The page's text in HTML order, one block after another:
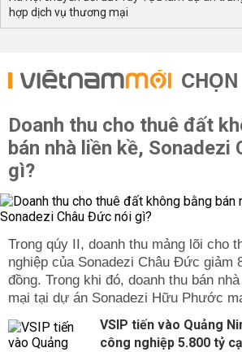
hợp dịch vụ thương mại
CHỌN
Doanh thu cho thuê đất
bán nhà liền kề, Sonadezi
gì?
Trong qúy II, doanh thu mảng lõi cho
nghiệp của Sonadezi Châu Đức giảm
đồng. Trong khi đó, doanh thu bán
mại tại dự án Sonadezi Hữu Phước
VSIP tiến vào Quảng
công nghiệp 5.800 tỷ